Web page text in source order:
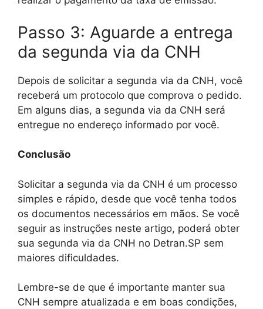
Passo 3: Aguarde a entrega
da segunda via da CNH
Depois de solicitar a segunda via da CNH, você
receberá um protocolo que comprova o pedido.
Em alguns dias, a segunda via da CNH será
entregue no endereço informado por você.
Conclusão
Solicitar a segunda via da CNH é um processo
simples e rápido, desde que você tenha todos
os documentos necessários em mãos. Se você
seguir as instruções neste artigo, poderá obter
sua segunda via da CNH no Detran.SP sem
maiores dificuldades.
Lembre-se de que é importante manter sua
CNH sempre atualizada e em boas condições,